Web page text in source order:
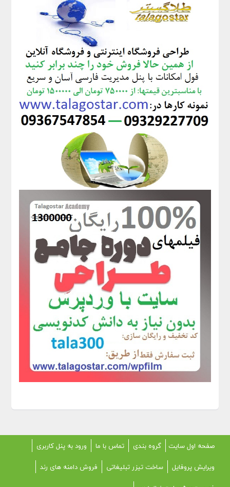
صفحه اول سایت گروه بندی تماس با ما
ورود به پنل کاربری
ویرایش پروفایل
ساخت تیزر تبلیغاتی
فروش دامنه های رند